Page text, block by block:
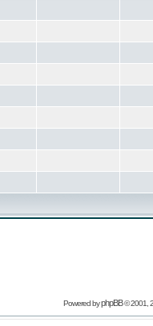
Powered byphpBB© 2001,